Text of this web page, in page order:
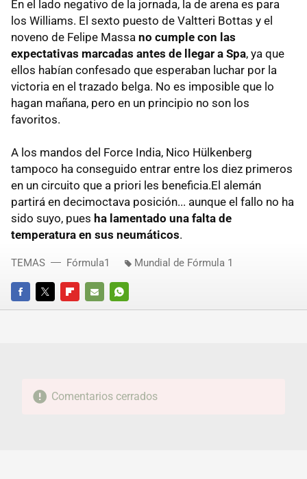
En el lado negativo de la jornada, la de arena es para
los Williams. El sexto puesto de Valtteri Bottas y el
noveno de Felipe Massa no cumple con las
expectativas marcadas antes de llegar a Spa, ya que
ellos habían confesado que esperaban luchar por la
victoria en el trazado belga. No es imposible que lo
hagan mañana, pero en un principio no son los
favoritos.
A los mandos del Force India, Nico Hülkenberg
tampoco ha conseguido entrar entre los diez primeros
en un circuito que a priori les beneficia.El alemán
partirá en decimoctava posición... aunque el fallo no ha
sido suyo, pues ha lamentado una falta de
temperatura en sus neumáticos.
FACEBOOKTWITTERFLIPBOARD
E-
WHATSAPP
TEMAS Fórmula1 Mundial de Fórmula 1
Comentarios cerrados